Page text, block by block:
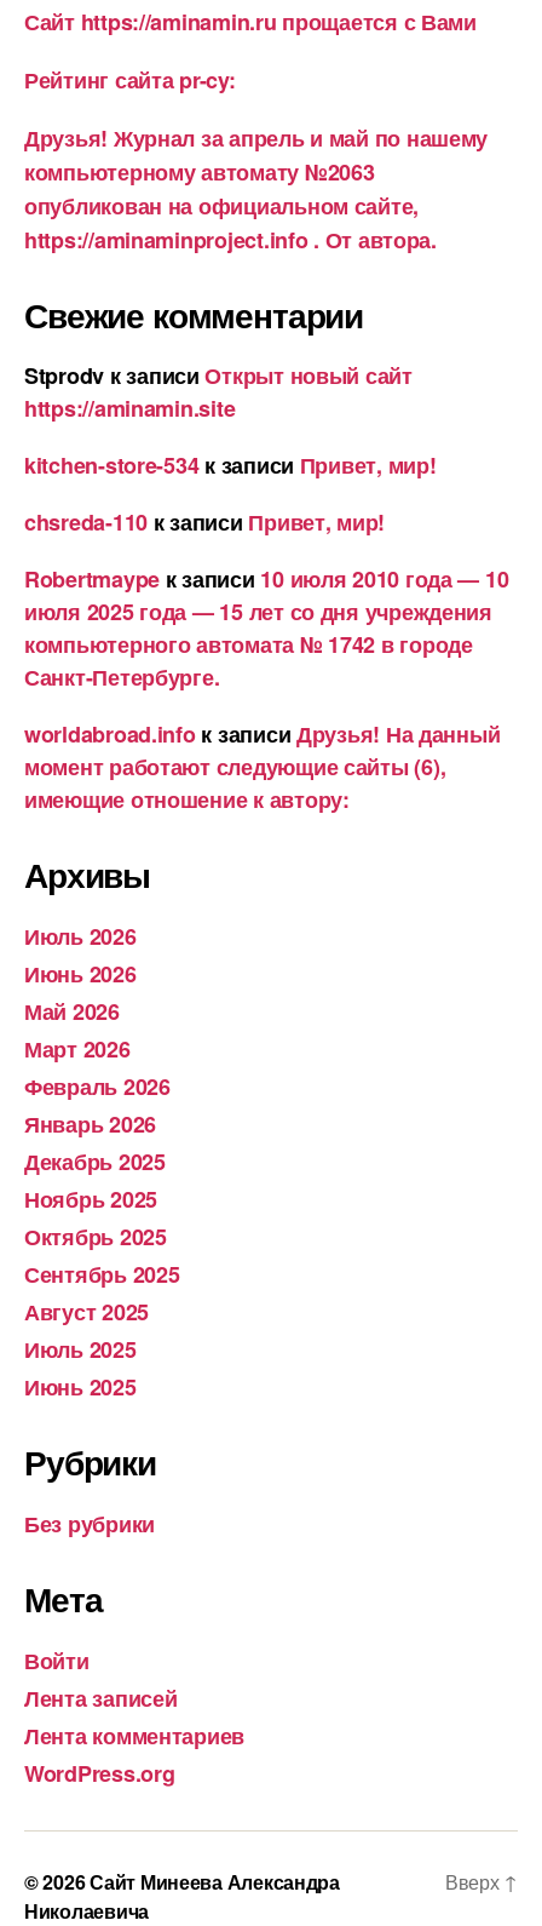
Сайт https://aminamin.ru прощается с Вами
Рейтинг сайта pr-cy:
Друзья! Журнал за апрель и май по нашему
компьютерному автомату №2063
опубликован на официальном сайте,
https://aminaminproject.info . От автора.
Свежие комментарии
Stprodv к записиОткрыт новый сайт
https://aminamin.site
kitchen-store-534к записи Привет, мир!
chsreda-110 к записи Привет, мир!
Robertmaype к записи 10 июля 2010 года — 10
июля 2025 года — 15 лет со дня учреждения
компьютерного автомата № 1742 в городе
Санкт-Петербурге.
worldabroad.infoк записиДрузья! На данный
момент работают следующие сайты (6),
имеющие отношение к автору:
Архивы
Июль 2026
Июнь 2026
Май 2026
Март 2026
Февраль 2026
Январь 2026
Декабрь 2025
Ноябрь 2025
Октябрь 2025
Сентябрь 2025
Август 2025
Июль 2025
Июнь 2025
Рубрики
Без рубрики
Мета
Войти
Лента записей
Лента комментариев
WordPress.org
© 2026Сайт Минеева Александра
Николаевича
Вверх ↑